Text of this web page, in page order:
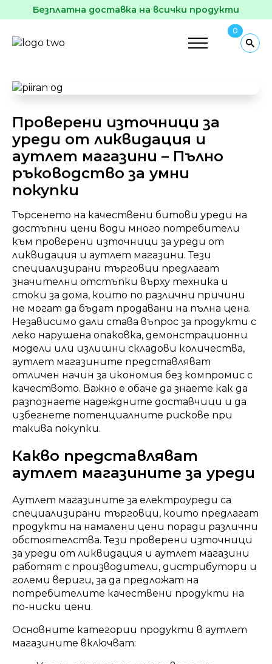
Безплатна доставка на всички продукти
0
Проверени източници за
уреди от ликвидация и
аутлет магазини – Пълно
ръководство за умни
покупки
Търсенето на качествени битови уреди на
достъпни цени води много потребители
към проверени източници за уреди от
ликвидация и аутлет магазини. Тези
специализирани търговци предлагат
значителни отстъпки върху техника и
стоки за дома, които по различни причини
не могат да бъдат продавани на пълна цена.
Независимо дали става въпрос за продукти с
леко нарушена опаковка, демонстрационни
модели или излишни складови количества,
аутлет магазините представляват
отличен начин за икономия без компромис с
качеството. Важно е обаче да знаете как да
разпознаете надеждните доставчици и да
избегнете потенциалните рискове при
такива покупки.
Какво представляват
аутлет магазините за уреди
Аутлет магазините за електроуреди са
специализирани търговци, които предлагат
продукти на намалени цени поради различни
обстоятелства. Тези проверени източници
за уреди от ликвидация и аутлет магазини
работят с производители, дистрибутори и
големи вериги, за да предложат на
потребителите качествени продукти на
по-ниски цени.
Основните категории продукти в аутлет
магазините включват: